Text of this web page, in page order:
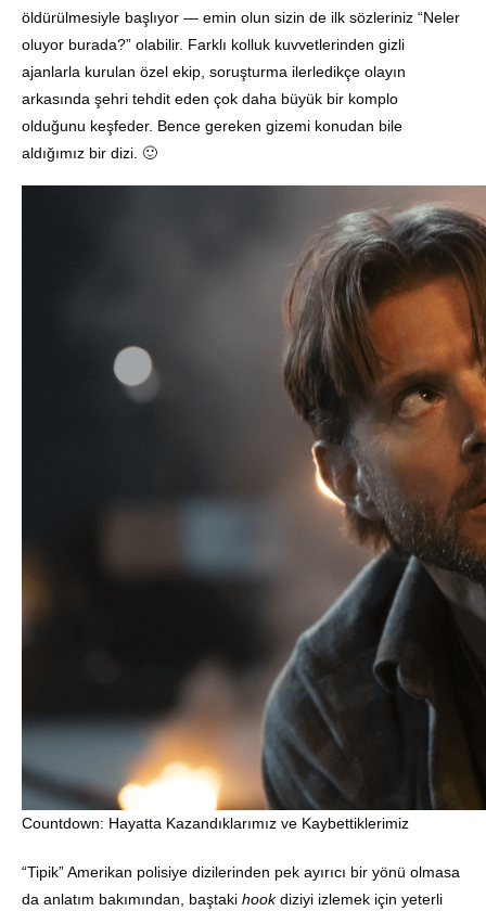
öldürülmesiyle başlıyor — emin olun sizin de ilk sözleriniz “Neler
oluyor burada?” olabilir. Farklı kolluk kuvvetlerinden gizli
ajanlarla kurulan özel ekip, soruşturma ilerledikçe olayın
arkasında şehri tehdit eden çok daha büyük bir komplo
olduğunu keşfeder. Bence gereken gizemi konudan bile
aldığımız bir dizi. 🙂
Countdown: Hayatta Kazandıklarımız ve Kaybettiklerimiz
“Tipik” Amerikan polisiye dizilerinden pek ayırıcı bir yönü olmasa
da anlatım bakımından, baştaki hookdiziyi izlemek için yeterli